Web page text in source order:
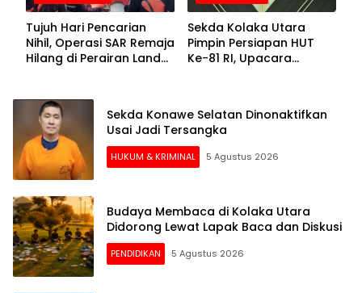
Tujuh Hari Pencarian
Nihil, Operasi SAR Remaja
Hilang di Perairan Lande
Sekda Kolaka Utara
Pimpin Persiapan HUT
Ke-81 RI, Upacara
Sekda Konawe Selatan Dinonaktifkan
Usai Jadi Tersangka
HUKUM & KRIMINAL 5 Agustus 2026
Budaya Membaca di Kolaka Utara
Didorong Lewat Lapak Baca dan Diskusi
PENDIDIKAN 5 Agustus 2026